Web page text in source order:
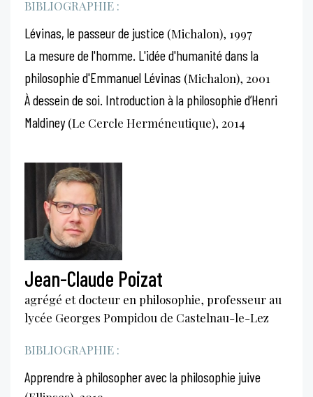
BIBLIOGRAPHIE :
Lévinas, le passeur de justice (Michalon), 1997
La mesure de l'homme. L'idée d'humanité dans la
philosophie d'Emmanuel Lévinas (Michalon), 2001
À dessein de soi. Introduction à la philosophie d’Henri
Maldiney(Le Cercle Herméneutique), 2014
Jean-Claude Poizat
agrégé et docteur en philosophie, professeur au
lycée Georges Pompidou de Castelnau-le-Lez
BIBLIOGRAPHIE :
Apprendre à philosopher avec la philosophie juive